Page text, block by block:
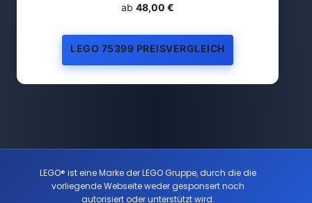
ab 48,00 €
LEGO 75399 PREISVERGLEICH
LEGO® ist eine Marke der LEGO Gruppe, durch die die
vorliegende Webseite weder gesponsert noch
autorisiert oder unterstützt wird.